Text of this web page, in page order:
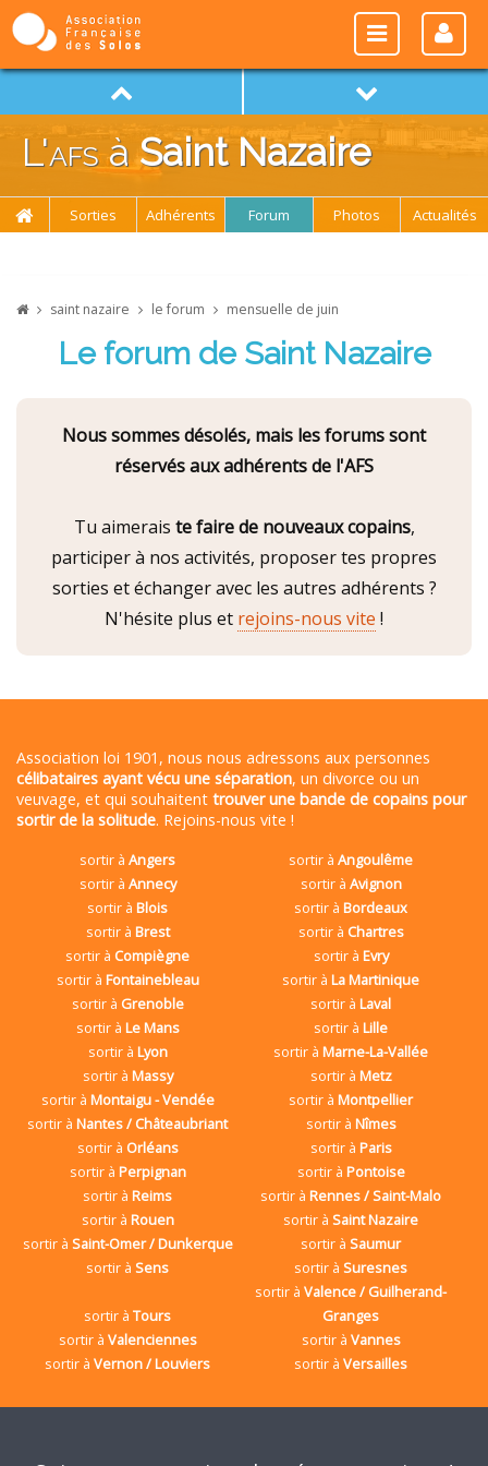
L'afsàSaint Nazaire
Sorties Adhérents Forum Photos Actualités
saint nazaire le forum mensuelle de juin
Le forum de Saint Nazaire
Nous sommes désolés, mais les forums sont
réservés aux adhérents de l'AFS
Tu aimerais te faire de nouveaux copains,
participer à nos activités, proposer tes propres
sorties et échanger avec les autres adhérents ?
N'hésite plus et rejoins-nous vite !
Association loi 1901, nous nous adressons aux personnes
célibataires ayant vécu une séparation, un divorce ou un
veuvage, et qui souhaitent trouver une bande de copains pour
sortir de la solitude. Rejoins-nous vite !
sortir àAngers sortir àAngoulême
sortir à Annecy sortir à Avignon
sortir àBlois sortir àBordeaux
sortir à Brest sortir à Chartres
sortir à Compiègne sortir à Evry
sortir à Fontainebleau sortir àLa Martinique
sortir à Grenoble sortir àLaval
sortir à Le Mans sortir àLille
sortir à Lyon sortir àMarne-La-Vallée
sortir à Massy sortir à Metz
sortir à Montaigu - Vendée sortir àMontpellier
sortir àNantes / Châteaubriant sortir à Nîmes
sortir à Orléans sortir à Paris
sortir à Perpignan sortir à Pontoise
sortir àReims sortir àRennes / Saint-Malo
sortir à Rouen sortir àSaint Nazaire
sortir à Saint-Omer / Dunkerque sortir àSaumur
sortir àSens sortir àSuresnes
sortir àTours
sortir àValence / Guilherand-
Granges
sortir à Valenciennes sortir à Vannes
sortir àVernon / Louviers sortir àVersailles